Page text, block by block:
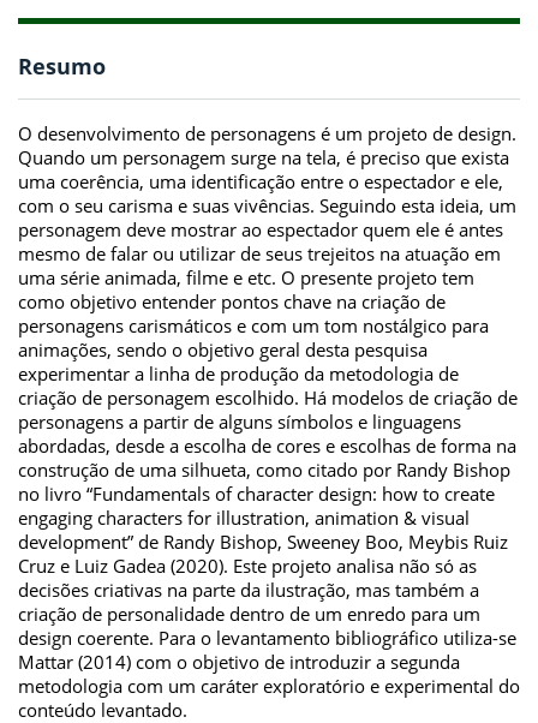
Resumo
O desenvolvimento de personagens é um projeto de design.
Quando um personagem surge na tela, é preciso que exista
uma coerência, uma identificação entre o espectador e ele,
com o seu carisma e suas vivências. Seguindo esta ideia, um
personagem deve mostrar ao espectador quem ele é antes
mesmo de falar ou utilizar de seus trejeitos na atuação em
uma série animada, filme e etc. O presente projeto tem
como objetivo entender pontos chave na criação de
personagens carismáticos e com um tom nostálgico para
animações, sendo o objetivo geral desta pesquisa
experimentar a linha de produção da metodologia de
criação de personagem escolhido. Há modelos de criação de
personagens a partir de alguns símbolos e linguagens
abordadas, desde a escolha de cores e escolhas de forma na
construção de uma silhueta, como citado por Randy Bishop
no livro “Fundamentals of character design: how to create
engaging characters for illustration, animation & visual
development” de Randy Bishop, Sweeney Boo, Meybis Ruiz
Cruz e Luiz Gadea (2020). Este projeto analisa não só as
decisões criativas na parte da ilustração, mas também a
criação de personalidade dentro de um enredo para um
design coerente. Para o levantamento bibliográfico utiliza-se
Mattar (2014) com o objetivo de introduzir a segunda
metodologia com um caráter exploratório e experimental do
conteúdo levantado.